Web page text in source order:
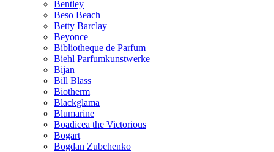
Bentley
Beso Beach
Betty Barclay
Beyonce
Bibliotheque de Parfum
Biehl Parfumkunstwerke
Bijan
Bill Blass
Biotherm
Blackglama
Blumarine
Boadicea the Victorious
Bogart
Bogdan Zubchenko